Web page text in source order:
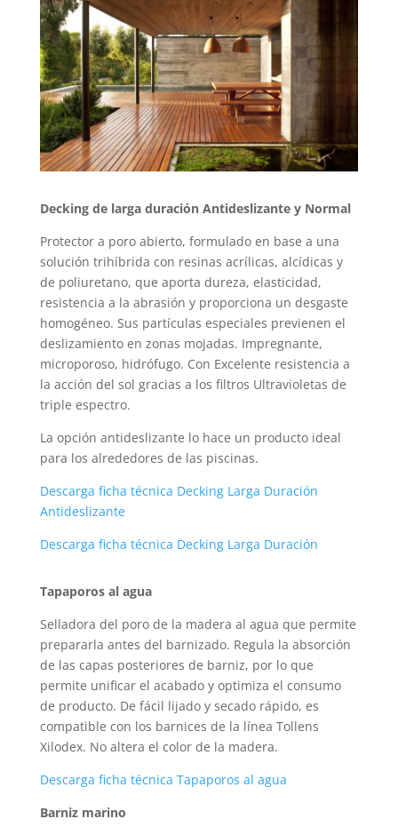
Decking de larga duración Antideslizante y Normal
Protector a poro abierto, formulado en base a una
solución trihíbrida con resinas acrílicas, alcídicas y
de poliuretano, que aporta dureza, elasticidad,
resistencia a la abrasión y proporciona un desgaste
homogéneo. Sus partículas especiales previenen el
deslizamiento en zonas mojadas. Impregnante,
microporoso, hidrófugo. Con Excelente resistencia a
la acción del sol gracias a los filtros Ultravioletas de
triple espectro.
La opción antideslizante lo hace un producto ideal
para los alrededores de las piscinas.
Descarga ficha técnica Decking Larga Duración
Antideslizante
Descarga ficha técnica Decking Larga Duración
Tapaporos al agua
Selladora del poro de la madera al agua que permite
prepararla antes del barnizado. Regula la absorción
de las capas posteriores de barniz, por lo que
permite unificar el acabado y optimiza el consumo
de producto. De fácil lijado y secado rápido, es
compatible con los barnices de la línea Tollens
Xilodex. No altera el color de la madera.
Descarga ficha técnica Tapaporos al agua
Barniz marino